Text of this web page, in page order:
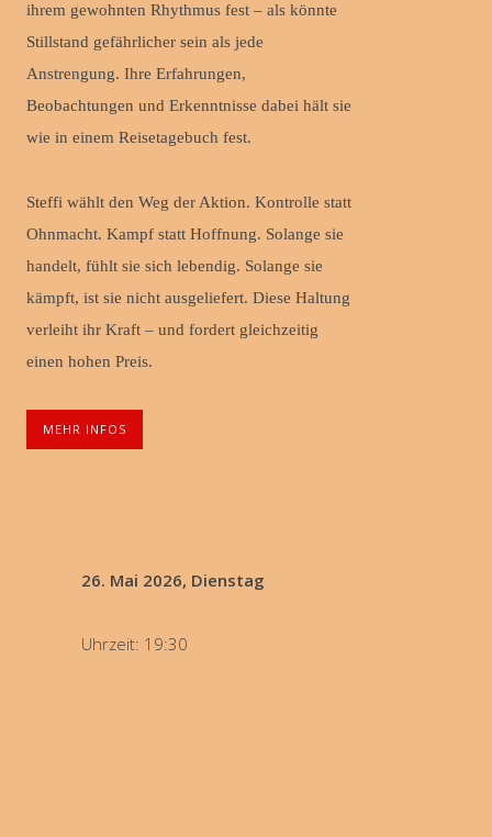
ihrem gewohnten Rhythmus fest – als könnte
Stillstand gefährlicher sein als jede
Anstrengung. Ihre Erfahrungen,
Beobachtungen und Erkenntnisse dabei hält sie
wie in einem Reisetagebuch fest.
Steffi wählt den Weg der Aktion. Kontrolle statt
Ohnmacht. Kampf statt Hoffnung. Solange sie
handelt, fühlt sie sich lebendig. Solange sie
kämpft, ist sie nicht ausgeliefert. Diese Haltung
verleiht ihr Kraft – und fordert gleichzeitig
einen hohen Preis.
MEHR INFOS
26. Mai 2026, Dienstag
Uhrzeit: 19:30